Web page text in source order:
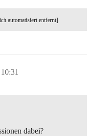
automatisiert entfernt]
dabei?